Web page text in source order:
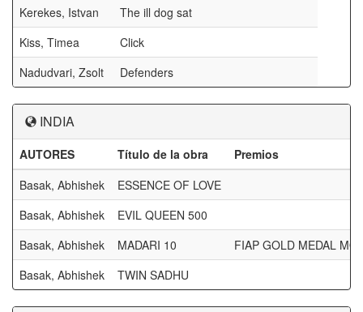
Kerekes, Istvan
The ill dog sat
Kiss, Timea
Click
Nadudvari, Zsolt
Defenders
INDIA
AUTORES Título de la obra
Premios
Basak, Abhishek
ESSENCE OF LOVE
Basak, Abhishek
EVIL QUEEN 500
Basak, Abhishek
MADARI 10
FIAP GOLD MEDAL
Basak, Abhishek
TWIN SADHU